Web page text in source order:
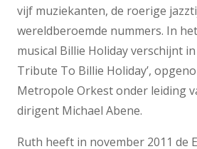
vijf muziekanten, de roerige
wereldberoemde nummers. In
musical Billie Holiday verschijnt in
Tribute To Billie Holiday’,
Metropole Orkest onder leiding
dirigent Michael Abene.
Ruth heeft in november 2011 de